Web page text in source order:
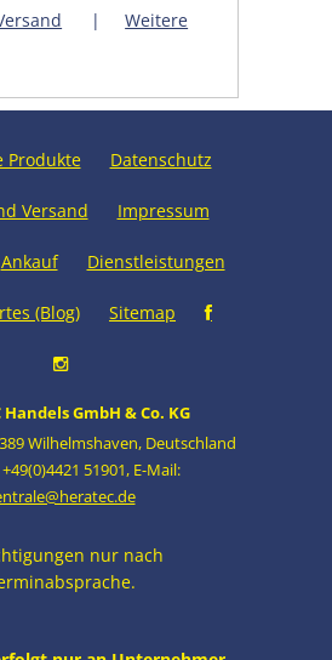
|
Weitere
Produkte Datenschutz
Versand Impressum
Ankauf Dienstleistungen
(Blog) Sitemap
Handels GmbH & Co. KG
Wilhelmshaven, Deutschland
51901, E-Mail:
nur nach